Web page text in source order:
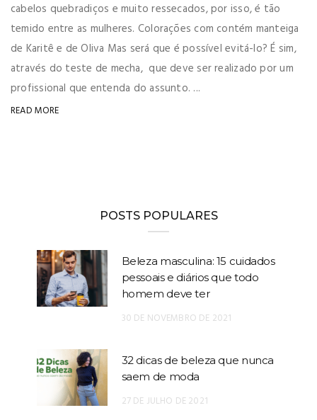
cabelos quebradiços e muito ressecados, por isso, é tão
temido entre as mulheres. Colorações com contém manteiga
de Karitê e de Oliva Mas será que é possível evitá-lo? É sim,
através do teste de mecha, que deve ser realizado por um
profissional que entenda do assunto. ...
READ MORE
POSTS POPULARES
Beleza masculina: 15 cuidados
pessoais e diários que todo
homem deve ter
30 DE NOVEMBRO DE 2021
32 dicas de beleza que nunca
saem de moda
27 DE JULHO DE 2021